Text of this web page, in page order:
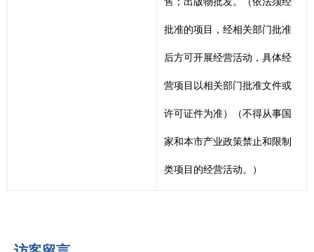
批准的项目，经相关部门批准
后方可开展经营活动，具体经
营项目以相关部门批准文件或
许可证件为准）（不得从事国
家和本市产业政策禁止和限制
类项目的经营活动。）